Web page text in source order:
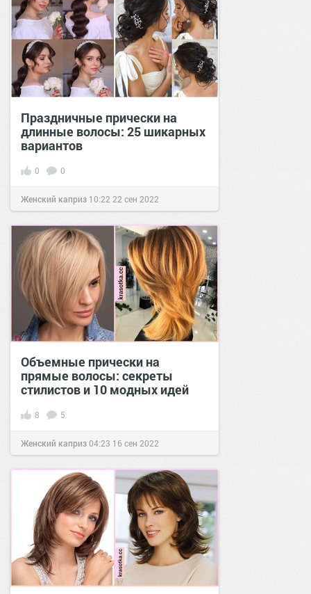
Праздничные прически на
длинные волосы: 25 шикарных
вариантов
0 0
Женский каприз 10:22 22 сен 2022
Объемные прически на
прямые волосы: секреты
стилистов и 10 модных идей
8 5
Женский каприз04:23 16 сен 2022